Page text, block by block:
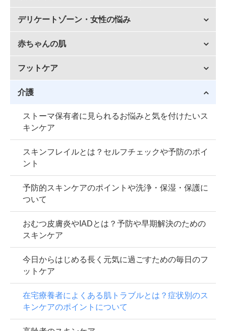
デリケートゾーン・女性の悩み
赤ちゃんの肌
フットケア
介護
ストーマ保有者に見られるお悩みと気を付けたいス
キンケア
スキンフレイルとは？セルフチェックや予防のポイ
ント
予防的スキンケアのポイントや洗浄・保湿・保護に
ついて
おむつ皮膚炎やIADとは？予防や早期解決のための
スキンケア
今日からはじめる長く元気に過ごすための毎日のフ
ットケア
在宅療養者によくある肌トラブルとは？症状別のス
キンケアのポイントについて